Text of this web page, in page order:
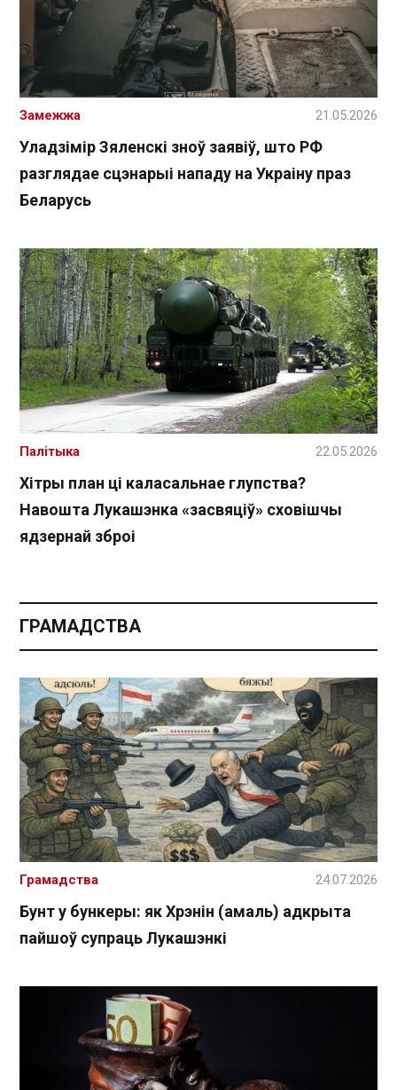
Уладзімір Зяленскі зноў заявіў, што РФ
разглядае сцэнарыі нападу на Украіну праз
Беларусь
Замежжа 21.05.2026
Хітры план ці каласальнае глупства?
Навошта Лукашэнка «засвяціў» сховішчы
ядзернай зброі
Палітыка 22.05.2026
ГРАМАДСТВА
Бунт у бункеры: як Хрэнін (амаль) адкрыта
пайшоў супраць Лукашэнкі
Грамадства 24.07.2026